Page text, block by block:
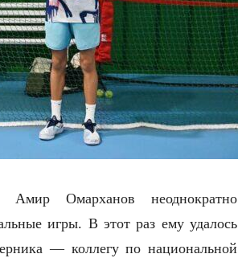
Амир Омарханов неоднократно
игры. В этот раз ему удалось
— коллегу по национальной